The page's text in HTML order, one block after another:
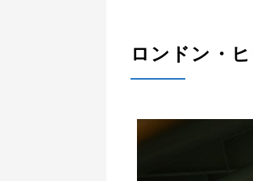
ロンドン・ヒー
ロンドン・ヒー
ロンドン・